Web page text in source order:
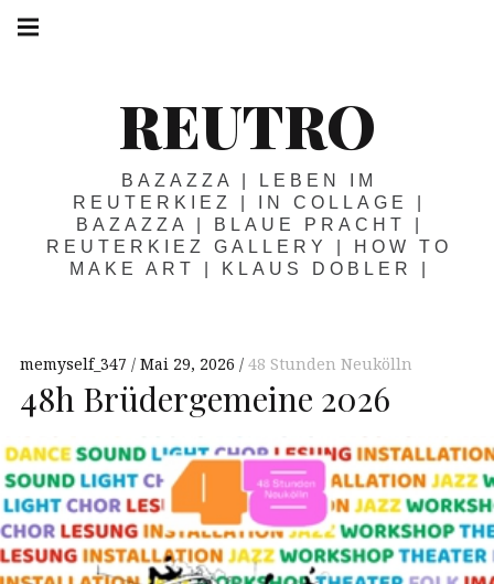
Springe
zum
REUTRO
BAZAZZA | LEBEN IM
REUTERKIEZ | IN COLLAGE |
BAZAZZA | BLAUE PRACHT |
REUTERKIEZ GALLERY | HOW TO
MAKE ART | KLAUS DOBLER |
memyself_347 Mai 29, 2026 48 Stunden Neukölln
48h Brüdergemeine 2026